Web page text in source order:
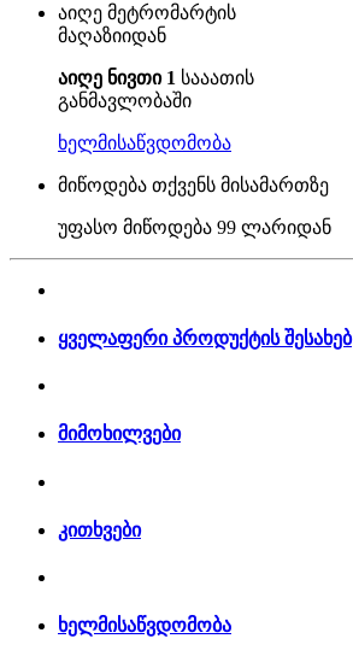
აიღე მეტრომარტის
მაღაზიიდან
აიღე ნივთი 1 სააათის
განმავლობაში
ხელმისაწვდომობა
მიწოდება თქვენს მისამართზე
უფასო მიწოდება 99 ლარიდან
ყველაფერი პროდუქტის შესახებ
მიმოხილვები
კითხვები
ხელმისაწვდომობა